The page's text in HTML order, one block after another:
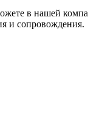
в нашей
и сопровождения.